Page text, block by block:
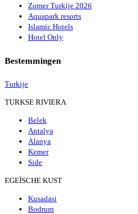
Zomer Turkije 2026
Aquapark resorts
Islamic Hotels
Hotel Only
Bestemmingen
Turkije
TURKSE RIVIERA
Belek
Antalya
Alanya
Kemer
Side
EGEÏSCHE KUST
Kusadasi
Bodrum